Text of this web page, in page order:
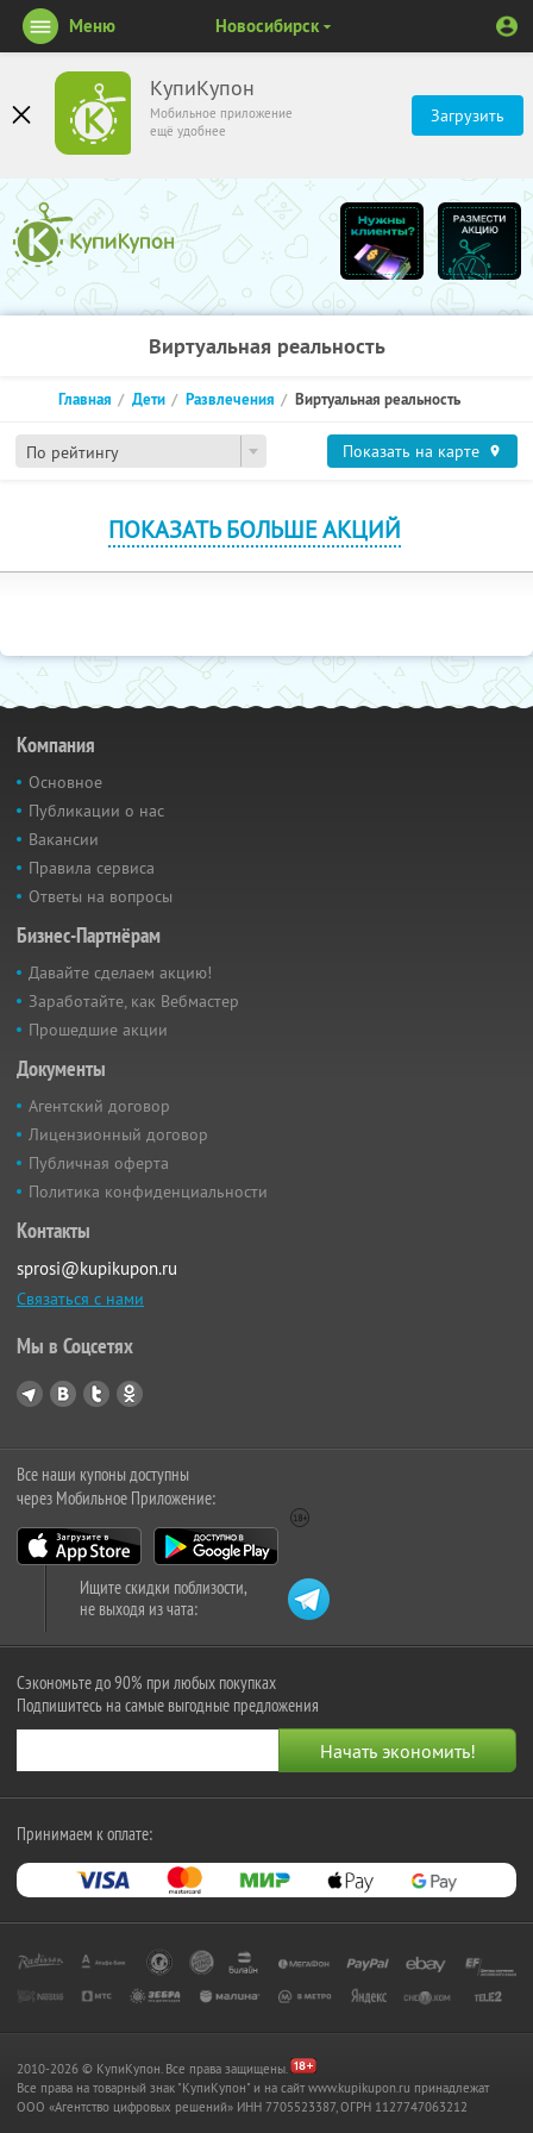
КупиКупон
Мобильное приложение
ещё удобнее
Загрузить
Меню Новосибирск
Виртуальная реальность
По рейтингу
Главная Дети Развлечения Виртуальная реальность
Показать на карте
ПОКАЗАТЬ БОЛЬШЕ АКЦИЙ
Компания
Основное
Публикации о нас
Вакансии
Правила сервиса
Ответы на вопросы
Бизнес-Партнёрам
Давайте сделаем акцию!
Заработайте, как Вебмастер
Прошедшие акции
Документы
Агентский договор
Лицензионный договор
Публичная оферта
Политика конфиденциальности
Контакты
sprosi@kupikupon.ru
Связаться с нами
Мы в Соцсетях
Все наши купоны доступны
через Мобильное Приложение:
Ищите скидки поблизости,
не выходя из чата:
Сэкономьте до 90% при любых покупках
Подпишитесь на самые выгодные предложения
Принимаем к оплате:
2010-2026 © КупиКупон. Все права защищены.
Все права на товарный знак "КупиКупон" и на сайт www.kupikupon.ru принадлежат
OOO «Агентство цифровых решений» ИНН 7705523387, ОГРН 1127747063212